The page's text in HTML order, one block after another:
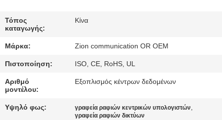
SITEMAP
PRIVACY
POLICY
Τόπος
καταγωγής:
Κίνα
Μάρκα: Zion communication OR OEM
Πιστοποίηση: ISO, CE, RoHS, UL
Αριθμό
μοντέλου:
Εξοπλισμός κέντρων δεδομένων
Υψηλό φως: γραφεία ραφιών κεντρικών υπολογιστών,
γραφεία ραφιών δικτύων